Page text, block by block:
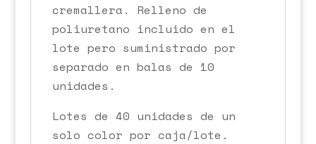
cremallera. Relleno de
poliuretano incluido en el
lote pero suministrado por
separado en balas de 10
unidades.
Lotes de 40 unidades de un
solo color por caja/lote.